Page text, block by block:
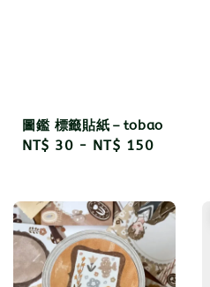
圖鑑 標籤貼紙－tobao
Regular
NT$ 30 - NT$ 150